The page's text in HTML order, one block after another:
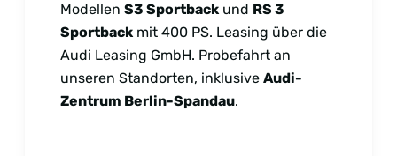
Modellen S3 Sportbackund RS 3
Sportbackmit 400 PS. Leasing über die
Audi Leasing GmbH. Probefahrt an
unseren Standorten, inklusive Audi-
Zentrum Berlin-Spandau.